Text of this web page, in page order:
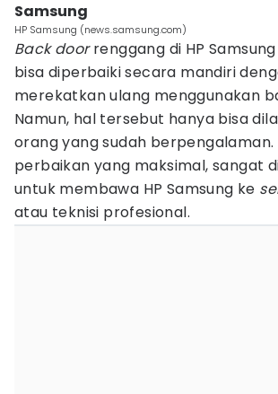
Samsung
HP Samsung (news.samsung.com)
Back doorrenggang di HP
bisa diperbaiki secara mandiri
merekatkan ulang menggunakan
Namun, hal tersebut hanya bisa
orang yang sudah berpengalaman.
perbaikan yang maksimal, sangat
untuk membawa HP Samsung ke
atau teknisi profesional.